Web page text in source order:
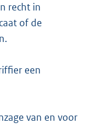
recht in
of de
een
van en voor